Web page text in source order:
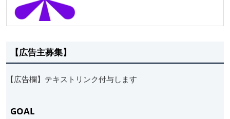
【広告主募集】
【広告欄】テキストリンク付与します
GOAL